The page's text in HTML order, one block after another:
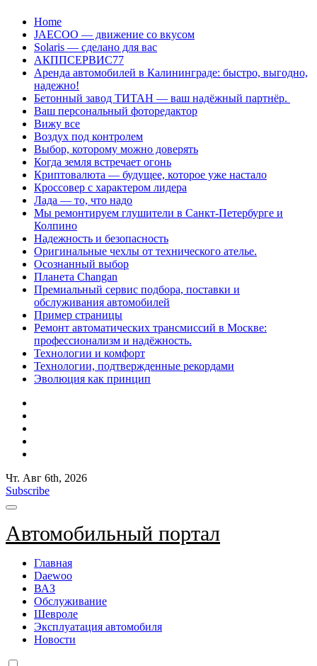
Перейти
содержанию
Home
JAECOO — движение со вкусом
Solaris — сделано для вас
АКППСЕРВИС77
Аренда автомобилей в Калининграде: быстро, выгодно,
надежно!
Бетонный завод ТИТАН — ваш надёжный партнёр.
Ваш персональный фоторедактор
Вижу все
Воздух под контролем
Выбор, которому можно доверять
Когда земля встречает огонь
Криптовалюта — будущее, которое уже настало
Кроссовер с характером лидера
Лада — то, что надо
Мы ремонтируем глушители в Санкт-Петербурге и
Колпино
Надежность и безопасность
Оригинальные чехлы от технического ателье.
Осознанный выбор
Планета Changan
Премиальный сервис подбора, поставки и
обслуживания автомобилей
Пример страницы
Ремонт автоматических трансмиссий в Москве:
профессионализм и надёжность.
Технологии и комфорт
Технологии, подтвержденные рекордами
Эволюция как принцип
Чт. Авг 6th, 2026
Subscribe
Автомобильный портал
Главная
Daewoo
ВАЗ
Обслуживание
Шевроле
Эксплуатация автомобиля
Новости